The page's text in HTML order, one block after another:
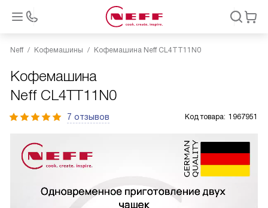
Neff Кофемашины Кофемашина Neff CL4TT11N0
Кофемашина
Neff CL4TT11N0
7 отзывов Код товара: 1967951